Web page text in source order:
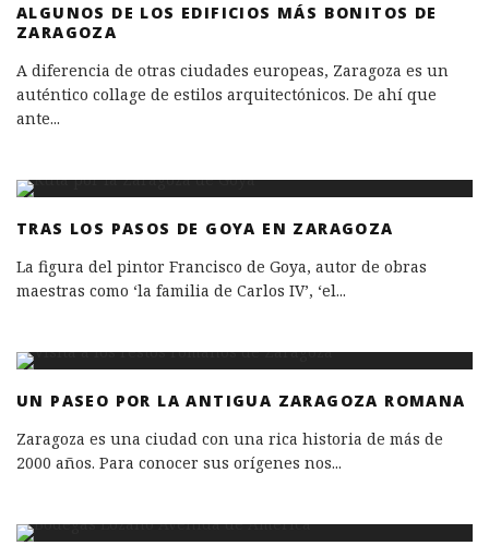
ALGUNOS DE LOS EDIFICIOS MÁS BONITOS DE
ZARAGOZA
A diferencia de otras ciudades europeas, Zaragoza es un
auténtico collage de estilos arquitectónicos. De ahí que
ante...
TRAS LOS PASOS DE GOYA EN ZARAGOZA
La figura del pintor Francisco de Goya, autor de obras
maestras como ‘la familia de Carlos IV’, ‘el...
UN PASEO POR LA ANTIGUA ZARAGOZA ROMANA
Zaragoza es una ciudad con una rica historia de más de
2000 años. Para conocer sus orígenes nos...